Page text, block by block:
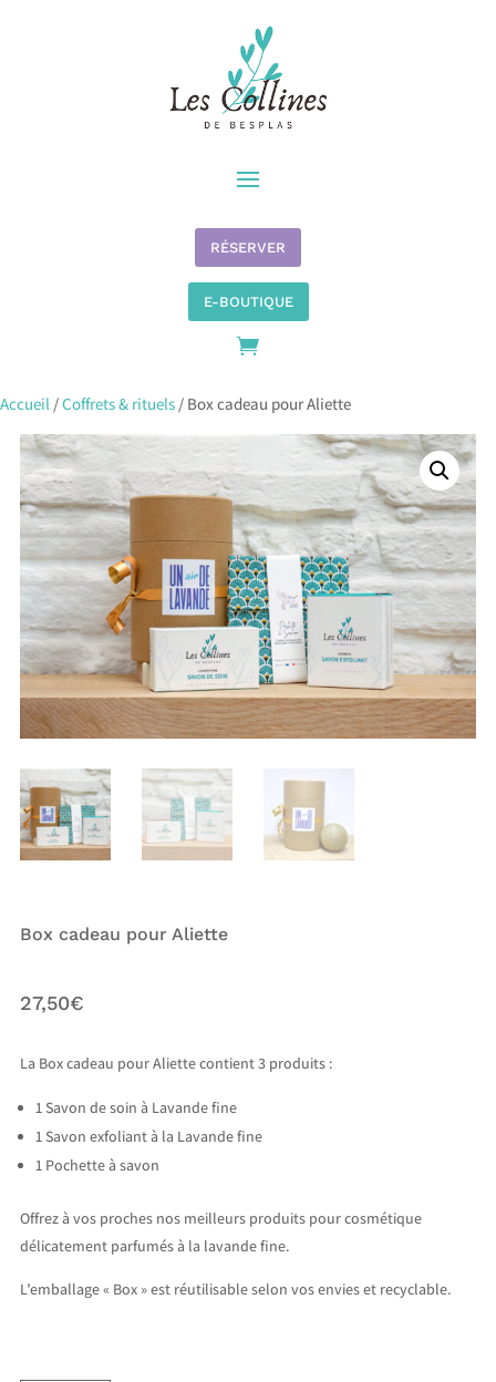
RÉSERVER
E-BOUTIQUE

Accueil /Coffrets & rituels / Box cadeau pour Aliette
Box cadeau pour Aliette
27,50€
La Box cadeau pour Aliette contient 3 produits :
1 Savon de soin à Lavande fine
1 Savon exfoliant à la Lavande fine
1 Pochette à savon
Offrez à vos proches nos meilleurs produits pour cosmétique
délicatement parfumés à la lavande fine.
L’emballage « Box » est réutilisable selon vos envies et recyclable.